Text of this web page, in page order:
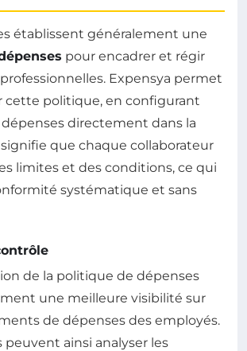
établissent généralement une
pour encadrer et régir
Expensya permet
cette politique, en configurant
directement dans la
que chaque collaborateur
limites et des conditions, ce qui
systématique et sans
de la politique de dépenses
une meilleure visibilité sur
de dépenses des employés.
peuvent ainsi analyser les